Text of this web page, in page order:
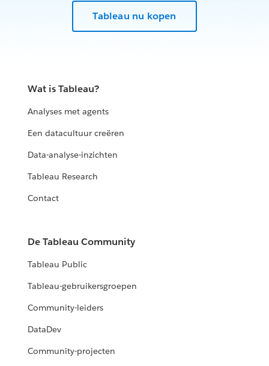
Tableau nu kopen
Wat is Tableau?
Analyses met agents
Een datacultuur creëren
Data-analyse-inzichten
Tableau Research
Contact
De Tableau Community
Tableau Public
Tableau-gebruikersgroepen
Community-leiders
DataDev
Community-projecten